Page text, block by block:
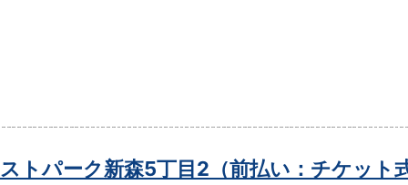
ストパーク新森5丁目2（前払い：チケット